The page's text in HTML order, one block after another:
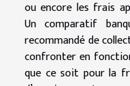
ou encore les frais
Un comparatif
recommandé de
confronter en
que ce soit pour la